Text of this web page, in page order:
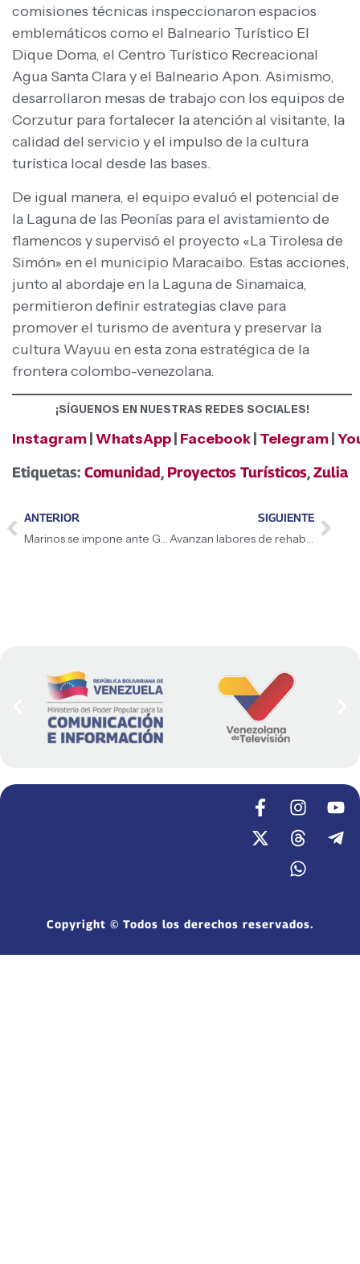
comisiones técnicas inspeccionaron espacios
emblemáticos como el Balneario Turístico El
Dique Doma, el Centro Turístico Recreacional
Agua Santa Clara y el Balneario Apon. Asimismo,
desarrollaron mesas de trabajo con los equipos de
Corzutur para fortalecer la atención al visitante, la
calidad del servicio y el impulso de la cultura
turística local desde las bases.
De igual manera, el equipo evaluó el potencial de
la Laguna de las Peonías para el avistamiento de
flamencos y supervisó el proyecto «La Tirolesa de
Simón» en el municipio Maracaibo. Estas acciones,
junto al abordaje en la Laguna de Sinamaica,
permitieron definir estrategias clave para
promover el turismo de aventura y preservar la
cultura Wayuu en esta zona estratégica de la
frontera colombo-venezolana.
¡SÍGUENOS EN NUESTRAS REDES SOCIALES!
Instagram WhatsApp Facebook Telegram
Etiquetas: Comunidad, Proyectos Turísticos,Zulia
ANTERIOR
Marinos se impone ante Guaiqueríes en el primero de la Gran Final de la SPB 2026
SIGUIENTE
Avanzan labores de rehabilitación en la sede Unefa Coro bajo el Plan Universidades Bellas
Copyright © Todos los derechos reservados.